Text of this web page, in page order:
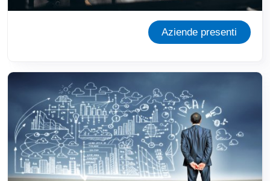
Aziende presenti